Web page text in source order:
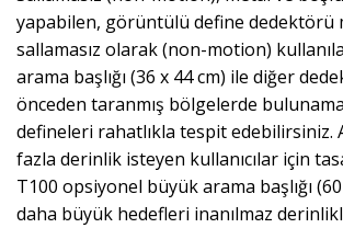
yapabilen, görüntülü define dedektörü
sallamasız olarak (non-motion)
arama başlığı (36 x 44 cm) ile diğer
önceden taranmış bölgelerde
defineleri rahatlıkla tespit edebilirsiniz.
fazla derinlik isteyen kullanıcılar için
T100 opsiyonel büyük arama başlığı
daha büyük hedefleri inanılmaz